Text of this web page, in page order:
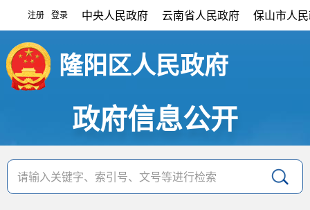
注册 登录 中央人民政府 云南省人民政府 保山市人
隆阳区人民政府
政府信息公开